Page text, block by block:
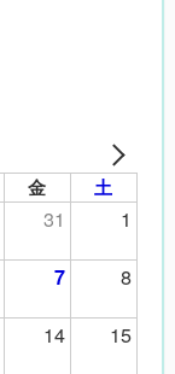
金 土
31
1
7
8
14
15